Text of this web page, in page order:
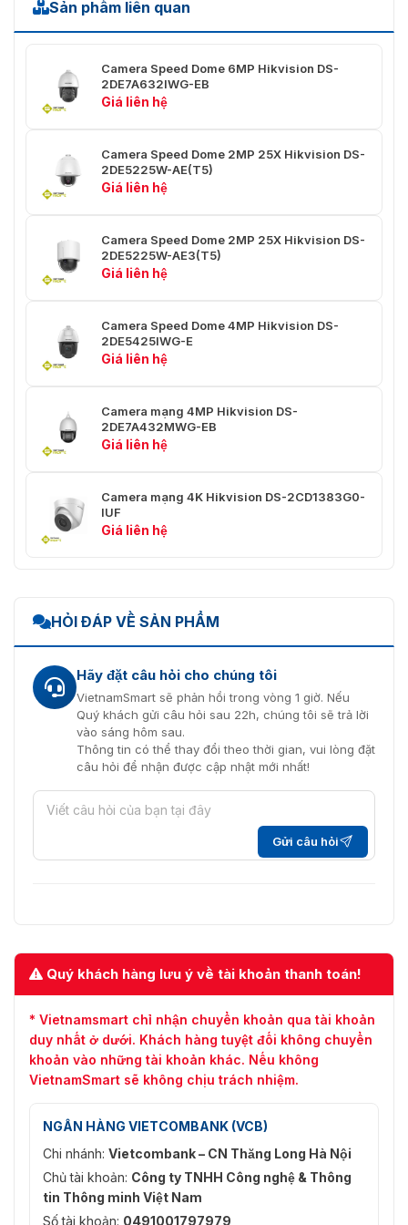
Phạm vi
Tốc độ
Tốc độ quay ngang: có thể cấu hình từ 0,1°
nghiêng
Pan tỷ lệ Đúng
trước
Đóng
Quét tuần
tra
8 cuộc tuần tra, tối đa 32 cài đặt trước cho mỗi
Hành
động
Cài đặt trước, quét tuần tra, quét mẫu, quét tự
Định vị 3D
Hiển thị
Nhiệm vụ
Cài đặt trước, quét mẫu, quét tuần tra, quét tự
chỉnh mái vòm, đầu ra phụ
Bộ nhớ tắt
nguồn
Đúng
Băng hình
Dòng
chính
1280 × 960, 1280 × 720), [Kênh PTZ] 50 Hz:
1280×960, 1280×720)
Dòng phụ
[Kênh Bullet] 50 Hz: 25 fps (704 × 576, 640 ×
Nén Video Luồng chính: H.265+/H.265/H.264+/H.264,
Tốc độ bit
video
32 Kbps đến 16 Mbps
Loại
H.264
Hồ sơ cơ sở/Hồ sơ chính/Hồ sơ cao
Loại
Hồ sơ chính
Mã hóa
video có
Mã hóa H.264 và H.265
Sản phẩm liên quan
Camera Speed ​​Dome 6MP Hikvision DS-
2DE7A632IWG-EB
Giá liên hệ
Camera Speed ​​Dome 2MP 25X Hikvision DS-
2DE5225W-AE(T5)
Giá liên hệ
Camera Speed ​​Dome 2MP 25X Hikvision DS-
2DE5225W-AE3(T5)
Giá liên hệ
Camera Speed ​​Dome 4MP Hikvision DS-
2DE5425IWG-E
Giá liên hệ
Camera mạng 4MP Hikvision DS-
2DE7A432MWG-EB
Giá liên hệ
Camera mạng 4K Hikvision DS-2CD1383G0-
IUF
Giá liên hệ
HỎI ĐÁP VỀ SẢN PHẨM
Hãy đặt câu hỏi cho chúng tôi
VietnamSmart sẽ phản hồi trong vòng 1 giờ. Nếu
Quý khách gửi câu hỏi sau 22h, chúng tôi sẽ trả lời
vào sáng hôm sau.
Thông tin có thể thay đổi theo thời gian, vui lòng đặt
câu hỏi để nhận được cập nhật mới nhất!
Gửi câu hỏi
Quý khách hàng lưu ý về tài khoản thanh toán!
* Vietnamsmart chỉ nhận chuyển khoản qua tài khoản
duy nhất ở dưới. Khách hàng tuyệt đối không chuyển
khoản vào những tài khoản khác. Nếu không
VietnamSmart sẽ không chịu trách nhiệm.
NGÂN HÀNG VIETCOMBANK (VCB)
Chi nhánh: Vietcombank – CN Thăng Long Hà Nội
Chủ tài khoản: Công ty TNHH Công nghệ & Thông
tin Thông minh Việt Nam
Số tài khoản: 0491001797979